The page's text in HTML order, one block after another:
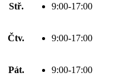
Stř. 9:00-17:00
Čtv. 9:00-17:00
Pát. 9:00-17:00